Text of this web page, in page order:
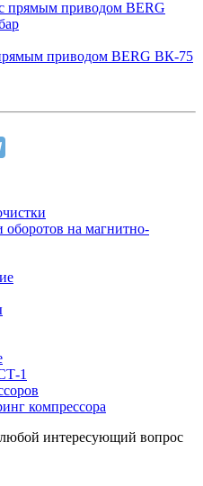
приводом BERG ВК-75
оборотов на магнитно-
1
компрессора
интересующий вопрос